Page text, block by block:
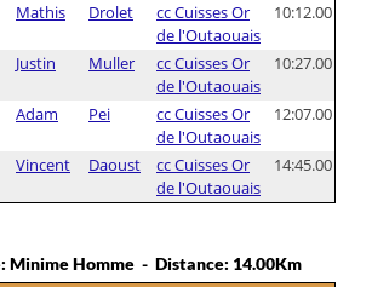
Mathis Drolet
cc Cuisses Or
de l'Outaouais
10:12.00
Justin Muller
cc Cuisses Or
de l'Outaouais
10:27.00
Adam Pei
cc Cuisses Or
de l'Outaouais
12:07.00
Vincent Daoust
cc Cuisses Or
de l'Outaouais
14:45.00
Minime Homme - Distance: 14.00Km